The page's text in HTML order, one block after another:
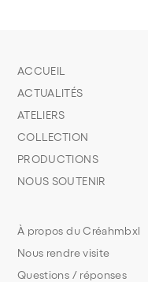
À propos du Créahmbxl
Nous rendre visite
Questions / réponses
ACCUEIL
ACTUALITÉS
ATELIERS
COLLECTION
PRODUCTIONS
NOUS SOUTENIR